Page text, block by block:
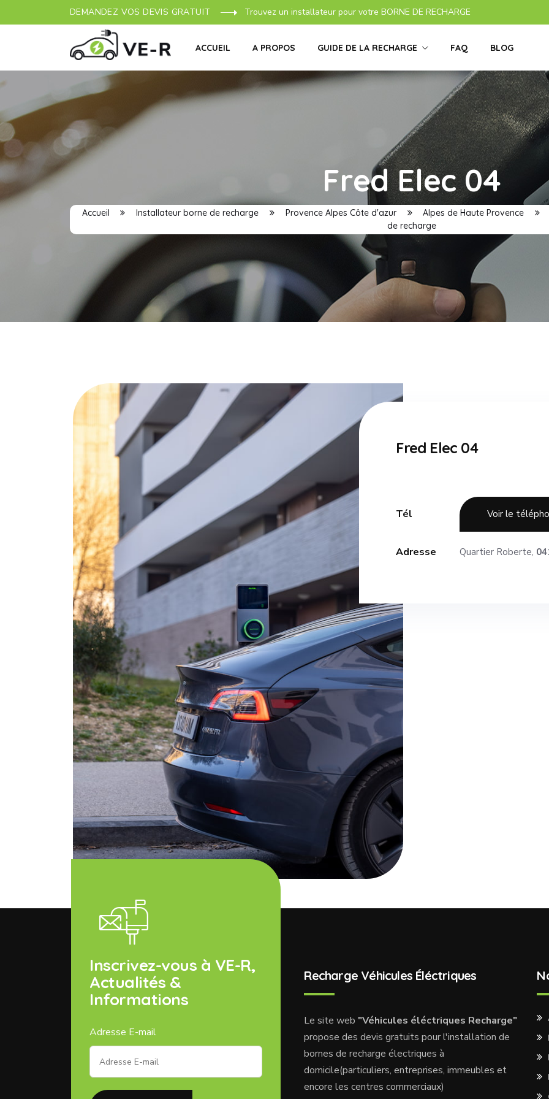
DEMANDEZ VOS DEVIS GRATUIT Trouvez un installateur pour votre BORNE DE RECHARGE
ACCUEIL A PROPOS GUIDE DE LA RECHARGE FAQ BLOG
Fred Elec 04
Accueil Installateur borne de recharge Provence Alpes Côte d'azur
Alpes de Haute Provence
de recharge
Fred Elec 04
Tél Voir le
Adresse Quartier Roberte,
Inscrivez-vous à VE-R,
Actualités &
Informations
Adresse E-mail
Recharge Véhicules Éléctriques
Le site web"Véhicules éléctriques Recharge"
propose des devis gratuits pour l'installation de
bornes de recharge électriques à
domicile(particuliers, entreprises, immeubles et
encore les centres commerciaux)